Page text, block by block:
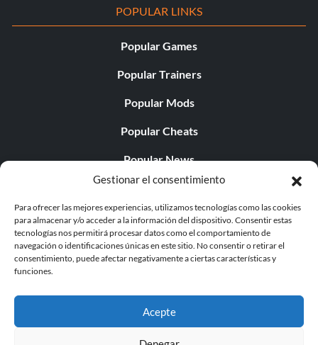
Gestionar el consentimiento
Para ofrecer las mejores experiencias, utilizamos tecnologías como las cookies
para almacenar y/o acceder a la información del dispositivo. Consentir estas
tecnologías nos permitirá procesar datos como el comportamiento de
navegación o identificaciones únicas en este sitio. No consentir o retirar el
consentimiento, puede afectar negativamente a ciertas características y
funciones.
Acepte
POPULAR LINKS
Popular Games
Popular Trainers
Popular Mods
Popular Cheats
Popular News
Popular Editorials
Popular Free Games
LATEST UPDATES